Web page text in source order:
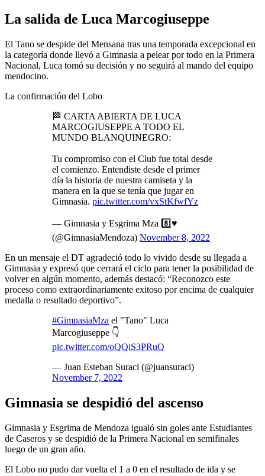
La salida de Luca Marcogiuseppe
El Tano se despide del Mensana tras una temporada excepcional en
la categoría donde llevó a Gimnasia a pelear por todo en la Primera
Nacional, Luca tomó su decisión y no seguirá al mando del equipo
mendocino.
La confirmación del Lobo
🏁 CARTA ABIERTA DE LUCA
MARCOGIUSEPPE A TODO EL
MUNDO BLANQUINEGRO:
Tu compromiso con el Club fue total desde
el comienzo. Entendiste desde el primer
día la historia de nuestra camiseta y la
manera en la que se tenía que jugar en
Gimnasia. pic.twitter.com/vxStKfwfYz
— Gimnasia y Esgrima Mza 8️⃣♥️
(@GimnasiaMendoza) November 8, 2022
En un mensaje el DT agradeció todo lo vivido desde su llegada a
Gimnasia y expresó que cerrará el ciclo para tener la posibilidad de
volver en algún momento, además destacó: “Reconozco este
proceso como extraordinariamente exitoso por encima de cualquier
medalla o resultado deportivo”.
#GimnasiaMza el "Tano" Luca
Marcogiuseppe 👇
pic.twitter.com/oQQiS3PRuQ
— Juan Esteban Suraci (@juansuraci)
November 7, 2022
Gimnasia se despidió del ascenso
Gimnasia y Esgrima de Mendoza igualó sin goles ante Estudiantes
de Caseros y se despidió de la Primera Nacional en semifinales
luego de un gran año.
El Lobo no pudo dar vuelta el 1 a 0 en el resultado de ida y se